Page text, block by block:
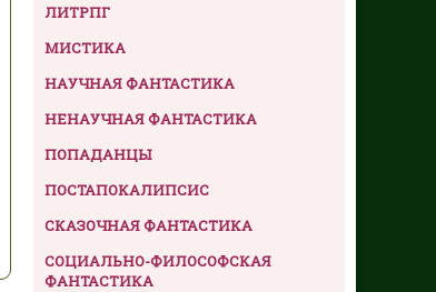
ЛИТРПГ
МИСТИКА
НАУЧНАЯ ФАНТАСТИКА
НЕНАУЧНАЯ ФАНТАСТИКА
ПОПАДАНЦЫ
ПОСТАПОКАЛИПСИС
СКАЗОЧНАЯ ФАНТАСТИКА
СОЦИАЛЬНО-ФИЛОСОФСКАЯ
ФАНТАСТИКА